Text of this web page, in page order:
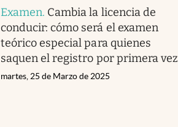
Examen. Cambia la licencia de
conducir: cómo será el examen
teórico especial para quienes
saquen el registro por primera vez
martes, 25 de Marzo de 2025